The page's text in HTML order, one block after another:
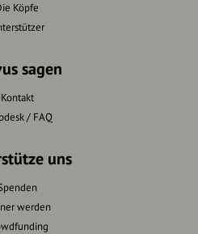
Köpfe
sagen
Kontakt
/ FAQ
uns
werden